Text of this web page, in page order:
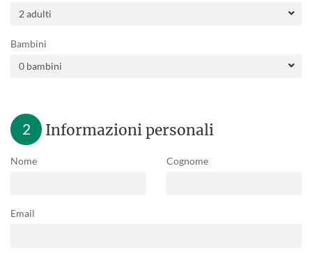
Bambini
2 Informazioni personali
Nome Cognome
Email